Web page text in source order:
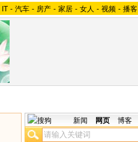
IT - 汽车 - 房产 - 家居 - 女人 - 视频 - 播客
新闻 网页 博客